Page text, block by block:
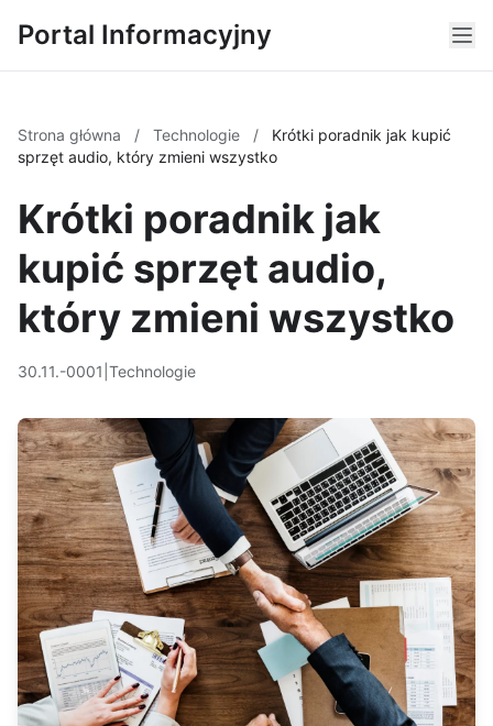
Portal Informacyjny
Strona główna / Technologie /
Krótki poradnik jak kupić
sprzęt audio, który zmieni wszystko
Krótki poradnik jak
kupić sprzęt audio,
który zmieni wszystko
30.11.-0001 Technologie